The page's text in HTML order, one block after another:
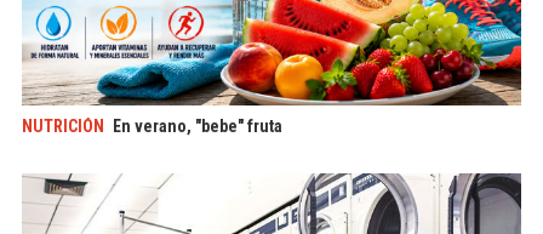
NUTRICIÓN En verano, "bebe" fruta